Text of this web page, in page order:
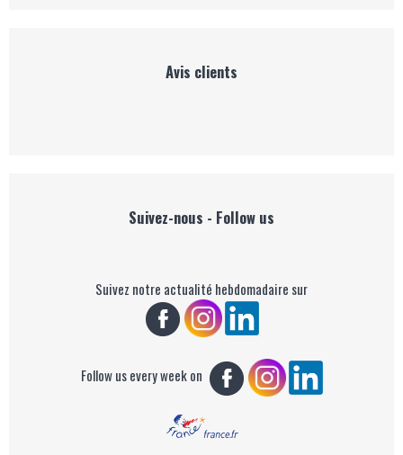
Avis clients
Suivez-nous - Follow us
Suivez notre actualité hebdomadaire sur
Follow us every week on